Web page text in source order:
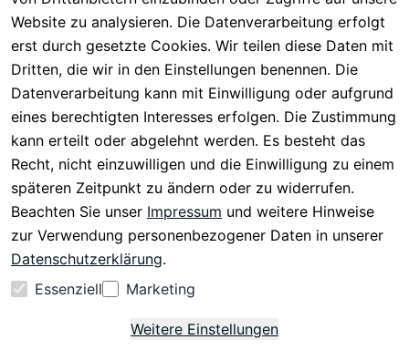
Website zu analysieren. Die Datenverarbeitung erfolgt
erst durch gesetzte Cookies. Wir teilen diese Daten mit
Dritten, die wir in den Einstellungen benennen. Die
Datenverarbeitung kann mit Einwilligung oder aufgrund
eines berechtigten Interesses erfolgen. Die Zustimmung
kann erteilt oder abgelehnt werden. Es besteht das
Recht, nicht einzuwilligen und die Einwilligung zu einem
späteren Zeitpunkt zu ändern oder zu widerrufen.
Beachten Sie unser Impressum und weitere Hinweise
zur Verwendung personenbezogener Daten in unserer
Datenschutzerklärung.
Essenziell
Marketing
Weitere Einstellungen
Barrierefreiheit
Widerrufsrech
t
Registrieren
Serviceverspr
echen
Rückgabe &
30 Tage
testen
Versand &
Zahlung
Eektrogeräte-
Entsorgung
Vertrag
widerrufen